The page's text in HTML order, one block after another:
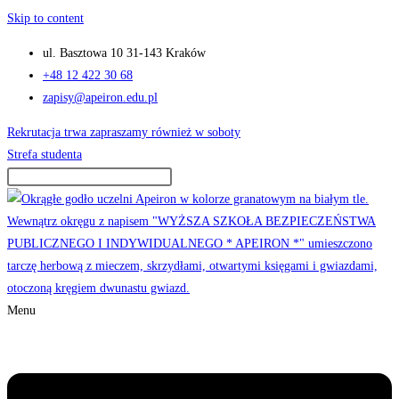
Skip to content
ul. Basztowa 10 31-143 Kraków
+48 12 422 30 68
zapisy@apeiron.edu.pl
Rekrutacja trwa zapraszamy również w soboty
Strefa studenta
Menu